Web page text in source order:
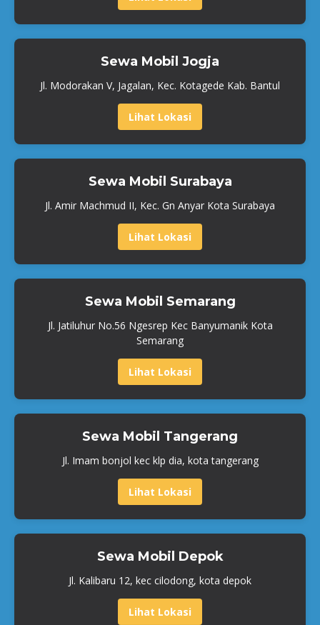
Sewa Mobil Jogja
Jl. Modorakan V, Jagalan, Kec. Kotagede Kab. Bantul
Lihat Lokasi
Sewa Mobil Surabaya
Jl. Amir Machmud II, Kec. Gn Anyar Kota Surabaya
Lihat Lokasi
Sewa Mobil Semarang
Jl. Jatiluhur No.56 Ngesrep Kec Banyumanik Kota
Semarang
Lihat Lokasi
Sewa Mobil Tangerang
Jl. Imam bonjol kec klp dia, kota tangerang
Lihat Lokasi
Sewa Mobil Depok
Jl. Kalibaru 12, kec cilodong, kota depok
Lihat Lokasi